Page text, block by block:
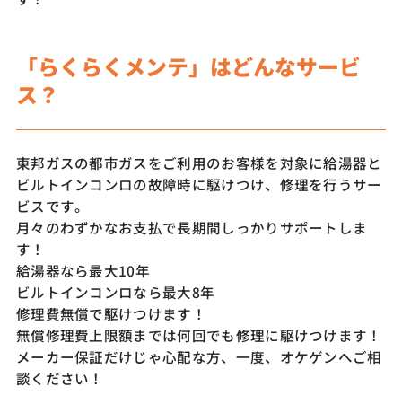
「らくらくメンテ」はどんなサービ
ス？
東邦ガスの都市ガスをご利用のお客様を対象に給湯器と
ビルトインコンロの故障時に駆けつけ、修理を行うサー
ビスです。
月々のわずかなお支払で長期間しっかりサポートしま
す！
給湯器なら最大10年
ビルトインコンロなら最大8年
修理費無償で駆けつけます！
無償修理費上限額までは何回でも修理に駆けつけます！
メーカー保証だけじゃ心配な方、一度、オケゲンへご相
談ください！